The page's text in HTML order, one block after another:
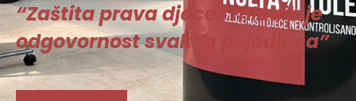
“Zaštita prava djece i mladih je
odgovornost svakog pojedinca”